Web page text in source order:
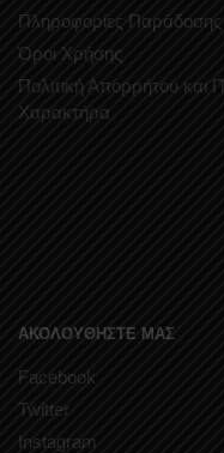
Πληροφορίες Παράδοσης
Όροι Χρήσης
Πολιτική Απορρήτου
Χαρακτήρα
ΑΚΟΛΟΥΘΗΣΤΕ ΜΑΣ
Facebook
Twitter
Instagram